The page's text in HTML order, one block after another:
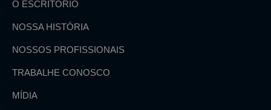
O ESCRITÓRIO
NOSSA HISTÓRIA
NOSSOS PROFISSIONAIS
TRABALHE CONOSCO
MÍDIA